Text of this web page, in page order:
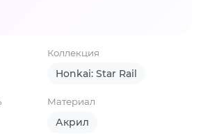
Коллекция
Honkai: Star Rail
Материал
Акрил